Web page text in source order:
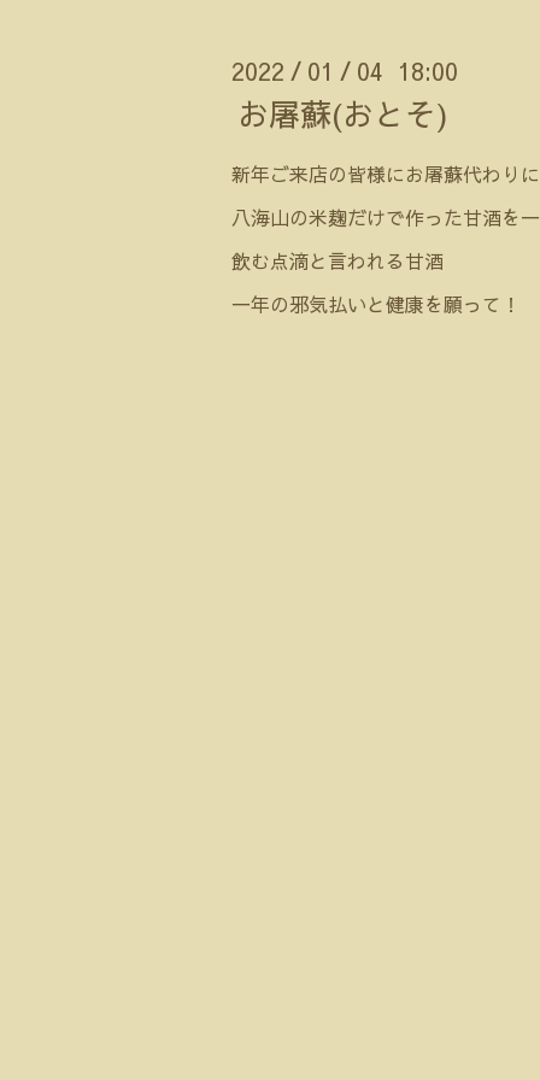
2022 / 01 / 04 18:00
お屠蘇(おとそ)
新年ご来店の皆様にお屠蘇代わりに
八海山の米麹だけで作った甘酒を
飲む点滴と言われる甘酒
一年の邪気払いと健康を願って！